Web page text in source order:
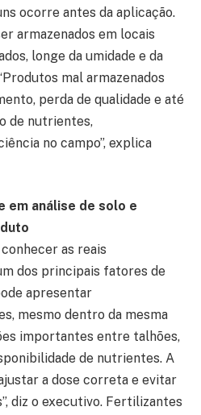
ocorre antes da aplicação.
armazenados em locais
longe da umidade e da
mal armazenados
perda de qualidade e até
de nutrientes,
no campo”, explica
em análise de solo e
as reais
dos principais fatores de
apresentar
mesmo dentro da mesma
importantes entre talhões,
de nutrientes. A
a dose correta e evitar
diz o executivo. Fertilizantes